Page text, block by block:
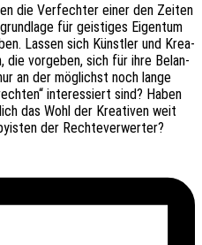
die Verfech­ter einer den Zeiten
für geis­ti­ges Eigen­tum
Lassen sich Künst­ler und Krea­
die vorge­ben, sich für ihre Belan­
an der möglichst noch lange
inter­es­siert sind? Haben
das Wohl der Krea­ti­ven weit
der Rechteverwerter?